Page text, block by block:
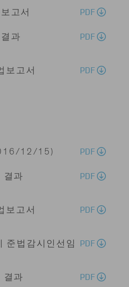
고서 PDF
과
PDF
보고서
PDF
12/15) PDF
결과
PDF
보고서
PDF
준법감시인선임
PDF
결과
PDF